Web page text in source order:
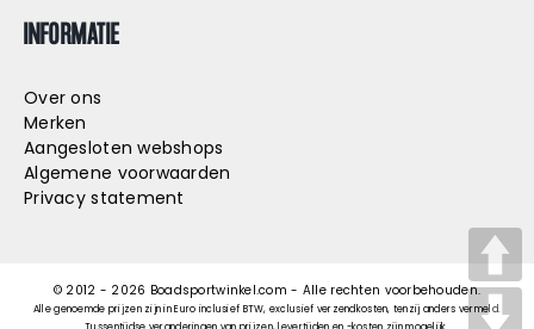
INFORMATIE
Over ons
Merken
Aangesloten webshops
Algemene voorwaarden
Privacy statement
© 2012 - 2026 Boadsportwinkel.com - Alle rechten voorbehouden.
Alle genoemde prijzen zijn in Euro inclusief BTW, exclusief verzendkosten, tenzij anders vermeld.